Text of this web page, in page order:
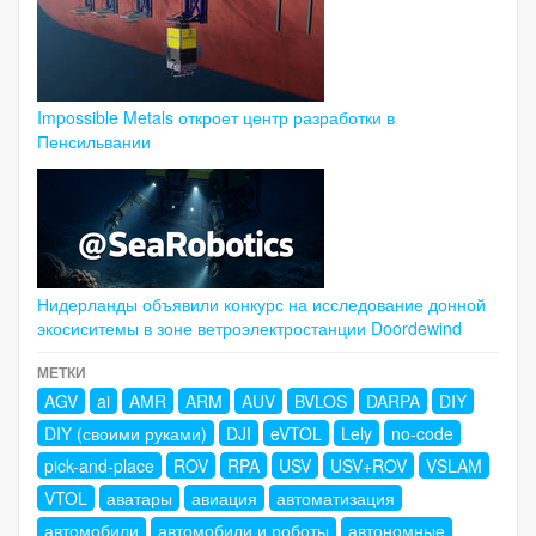
Impossible Metals откроет центр разработки в
Пенсильвании
Нидерланды объявили конкурс на исследование донной
экосиситемы в зоне ветроэлектростанции Doordewind
МЕТКИ
AGV ai AMR ARM AUV BVLOS DARPA
DIY
DIY (своими руками)
DJI eVTOL Lely
no-code
pick-and-place
ROV RPA USV USV+ROV
VSLAM
VTOL
аватары авиация
автоматизация
автомобили
автомобили и роботы автономные